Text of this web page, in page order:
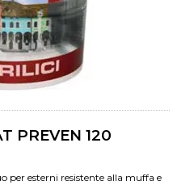
PREVEN 120
per esterni resistente alla muffa e